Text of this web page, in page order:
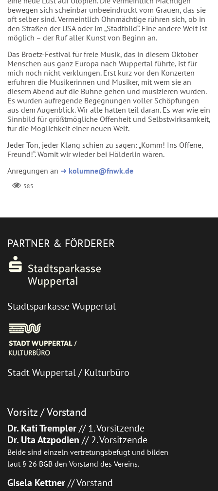
bewegen sich scheinbar unbeeindruckt vom Grauen, das sie
oft selber sind. Vermeintlich Ohnmächtige rühren sich, ob in
den Straßen der USA oder im „Stadtbild“. Eine andere Welt ist
möglich – der Ruf aller Kunst von Beginn an.
Das Broetz-Festival für freie Musik, das in diesem Oktober
Menschen aus ganz Europa nach Wuppertal führte, ist für
mich noch nicht verklungen. Erst kurz vor den Konzerten
erfuhren die Musikerinnen und Musiker, mit wem sie an
diesem Abend auf die Bühne gehen und musizieren würden.
Es wurden aufregende Begegnungen voller Schöpfungen
aus dem Augenblick. Wir alle hatten teil daran. Es war wie ein
Sinnbild für größtmögliche Offenheit und Selbstwirksamkeit,
für die Möglichkeit einer neuen Welt.
Jeder Ton, jeder Klang schien zu sagen: „Komm! Ins Offene,
Freund!“. Womit wir wieder bei Hölderlin wären.
Anregungen an ➜ kolumne@fnwk.de
585
PARTNER & FÖRDERER
Stadtsparkasse Wuppertal
Stadt Wuppertal / Kulturbüro
Vorsitz / Vorstand
Dr. Kati Trempler// 1. Vorsitzende
Dr. Uta Atzpodien // 2. Vorsitzende
Beide sind einzeln vertretungsbefugt und bilden
laut § 26 BGB den Vorstand des Vereins.
Gisela Kettner// Vorstand